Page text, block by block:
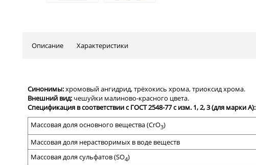
Описание Характеристики
Синонимы:хромовый ангидрид, трёхокись хрома, триоксид хрома.
Внешний вид: чешуйки малиново-красного цвета.
Спецификация в соответствии с ГОСТ 2548-77 с изм. 1, 2, 3 (для марки А):
Массовая доляосновного вещества (СrO3)
Массовая доля нерастворимых в воде веществ
Массовая доля сульфатов(SO4)